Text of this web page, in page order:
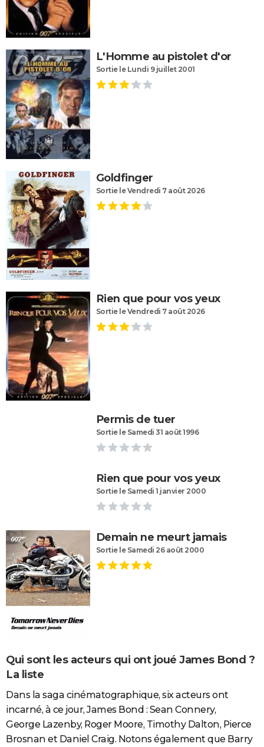
L'Homme au pistolet d'or
Sortie le Lundi 9 juillet 2001
Goldfinger
Sortie le Vendredi 7 août 2026
Rien que pour vos yeux
Sortie le Vendredi 7 août 2026
Permis de tuer
Sortie le Samedi 31 août 1996
Rien que pour vos yeux
Sortie le Samedi 1 janvier 2000
Demain ne meurt jamais
Sortie le Samedi 26 août 2000
Qui sont les acteurs qui ont joué James Bond ?
La liste
Dans la saga cinématographique, six acteurs ont
incarné, à ce jour, James Bond : Sean Connery,
George Lazenby, Roger Moore, Timothy Dalton, Pierce
Brosnan et Daniel Craig. Notons également que Barry